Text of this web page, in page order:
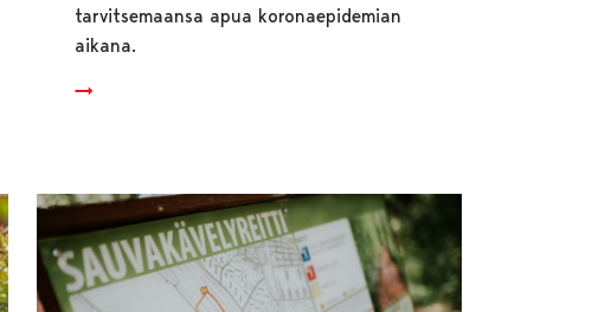
tarvitsemaansa apua koronaepidemian
aikana.